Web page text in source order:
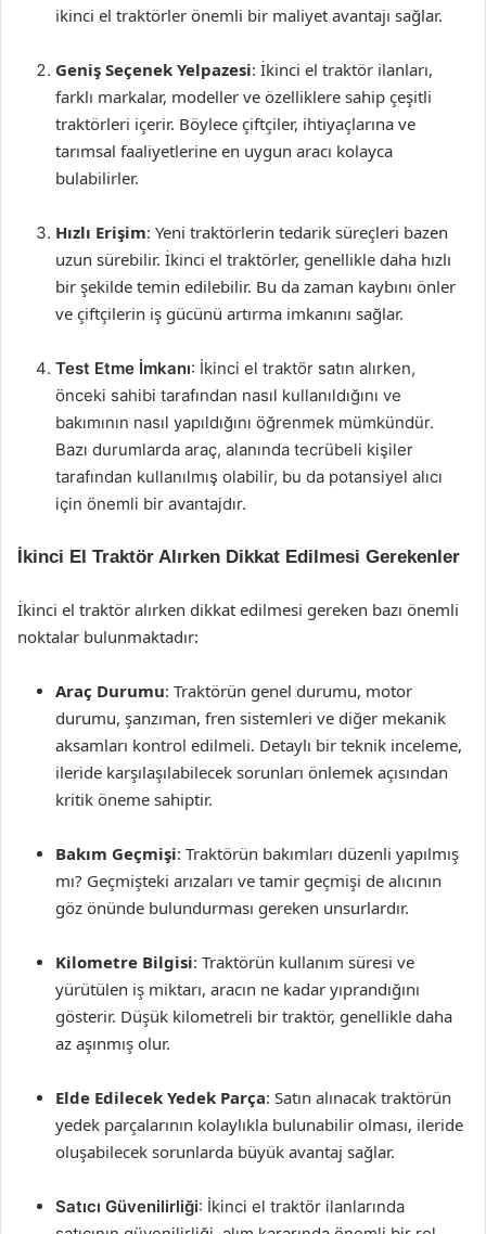
ikinci el traktörler önemli bir maliyet avantajı sağlar.
Geniş Seçenek Yelpazesi: İkinci el traktör ilanları,
farklı markalar, modeller ve özelliklere sahip çeşitli
traktörleri içerir. Böylece çiftçiler, ihtiyaçlarına ve
tarımsal faaliyetlerine en uygun aracı kolayca
bulabilirler.
Hızlı Erişim: Yeni traktörlerin tedarik süreçleri bazen
uzun sürebilir. İkinci el traktörler, genellikle daha hızlı
bir şekilde temin edilebilir. Bu da zaman kaybını önler
ve çiftçilerin iş gücünü artırma imkanını sağlar.
Test Etme İmkanı: İkinci el traktör satın alırken,
önceki sahibi tarafından nasıl kullanıldığını ve
bakımının nasıl yapıldığını öğrenmek mümkündür.
Bazı durumlarda araç, alanında tecrübeli kişiler
tarafından kullanılmış olabilir, bu da potansiyel alıcı
için önemli bir avantajdır.
İkinci El Traktör Alırken Dikkat Edilmesi Gerekenler
İkinci el traktör alırken dikkat edilmesi gereken bazı önemli
noktalar bulunmaktadır:
Araç Durumu: Traktörün genel durumu, motor
durumu, şanzıman, fren sistemleri ve diğer mekanik
aksamları kontrol edilmeli. Detaylı bir teknik inceleme,
ileride karşılaşılabilecek sorunları önlemek açısından
kritik öneme sahiptir.
Bakım Geçmişi: Traktörün bakımları düzenli yapılmış
mı? Geçmişteki arızaları ve tamir geçmişi de alıcının
göz önünde bulundurması gereken unsurlardır.
Kilometre Bilgisi: Traktörün kullanım süresi ve
yürütülen iş miktarı, aracın ne kadar yıprandığını
gösterir. Düşük kilometreli bir traktör, genellikle daha
az aşınmış olur.
Elde Edilecek Yedek Parça: Satın alınacak traktörün
yedek parçalarının kolaylıkla bulunabilir olması, ileride
oluşabilecek sorunlarda büyük avantaj sağlar.
Satıcı Güvenilirliği: İkinci el traktör ilanlarında